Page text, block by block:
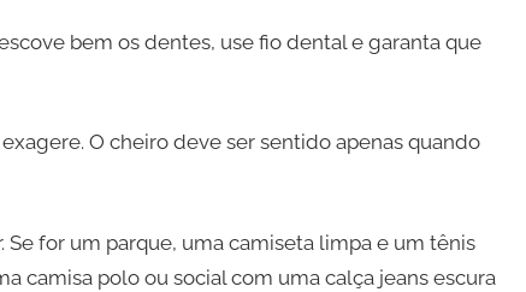
bem os dentes, use fio dental e garanta que
O cheiro deve ser sentido apenas quando
for um parque, uma camiseta limpa e um tênis
camisa polo ou social com uma calça jeans escura